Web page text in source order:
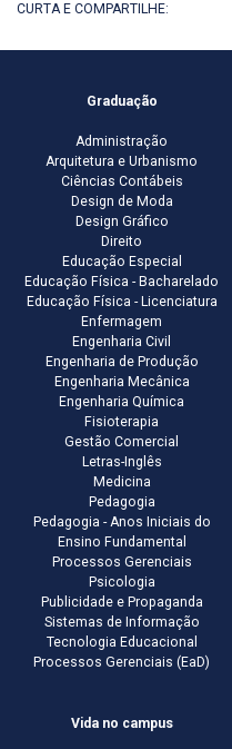
CURTA E COMPARTILHE:
Graduação
Administração
Arquitetura e Urbanismo
Ciências Contábeis
Design de Moda
Design Gráfico
Direito
Educação Especial
Educação Física - Bacharelado
Educação Física - Licenciatura
Enfermagem
Engenharia Civil
Engenharia de Produção
Engenharia Mecânica
Engenharia Química
Fisioterapia
Gestão Comercial
Letras-Inglês
Medicina
Pedagogia
Pedagogia - Anos Iniciais do
Ensino Fundamental
Processos Gerenciais
Psicologia
Publicidade e Propaganda
Sistemas de Informação
Tecnologia Educacional
Processos Gerenciais (EaD)
Vida no campus